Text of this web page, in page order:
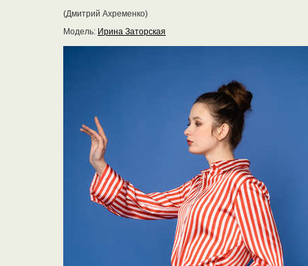
(Дмитрий Ахременко)
Модель: Ирина Заторская